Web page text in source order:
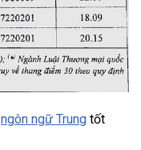
ngôn ngữ Trung tốt